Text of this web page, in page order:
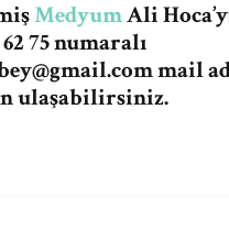
MedyumAli
62 75 numaralı
mail
ulaşabilirsiniz.